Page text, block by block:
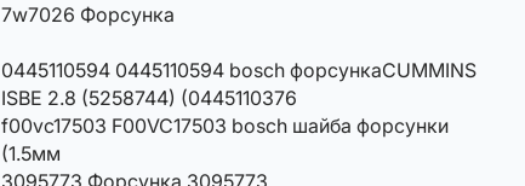
7w7026 Форсунка
0445110594 0445110594 bosch форсункаCUMMINS
ISBE 2.8 (5258744) (0445110376
f00vc17503 F00VC17503 bosch шайба форсунки
(1.5мм